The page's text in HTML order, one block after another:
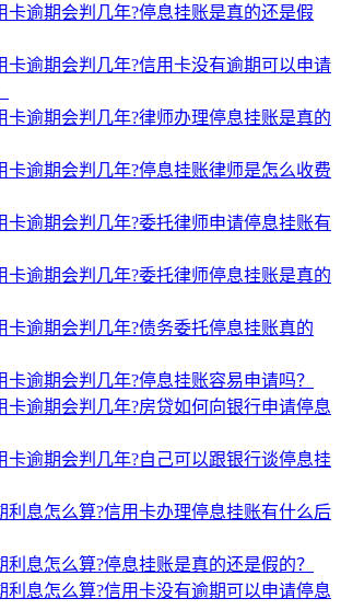
卡逾期会判几年?停息挂账是真的还是假
卡逾期会判几年?信用卡没有逾期可以申请
卡逾期会判几年?律师办理停息挂账是真的
卡逾期会判几年?停息挂账律师是怎么收费
卡逾期会判几年?委托律师申请停息挂账有
卡逾期会判几年?委托律师停息挂账是真的
卡逾期会判几年?债务委托停息挂账真的
卡逾期会判几年?停息挂账容易申请吗？
卡逾期会判几年?房贷如何向银行申请停息
卡逾期会判几年?自己可以跟银行谈停息挂
利息怎么算?信用卡办理停息挂账有什么后
利息怎么算?停息挂账是真的还是假的？
利息怎么算?信用卡没有逾期可以申请停息